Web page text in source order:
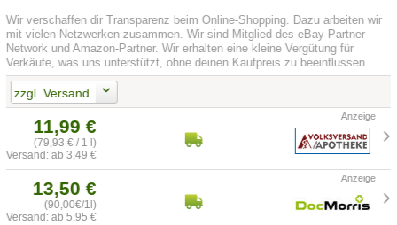
Wir verschaffen dir Transparenz beim Online-Shopping. Dazu arbeiten wir
mit vielen Netzwerken zusammen. Wir sind Mitglied des eBay Partner
Network und Amazon-Partner. Wir erhalten eine kleine Vergütung für
Verkäufe, was uns unterstützt, ohne deinen Kaufpreis zu beeinflussen.
zzgl. Versand
11,99 €
(79,93 € / 1 l)
Versand: ab 3,49 €
13,50 €
(90,00€/1l)
Versand: ab 5,95 €